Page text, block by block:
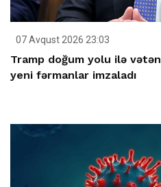
07 Avqust 2026 23:03
Tramp doğum yolu ilə
yeni fərmanlar imzaladı